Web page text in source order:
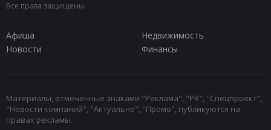
Все права защищены.
Афиша
Недвижимость
Новости
Финансы
Материалы, отмеченные знаками "Реклама", "PR", "Спецпроект",
"Новости компаний", "Актуально", "Промо", публикуются на
правах рекламы.